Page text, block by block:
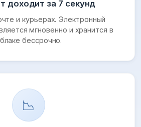
доходит за 7 секунд
и курьерах. Электронный
мгновенно и хранится в
бессрочно.
📉